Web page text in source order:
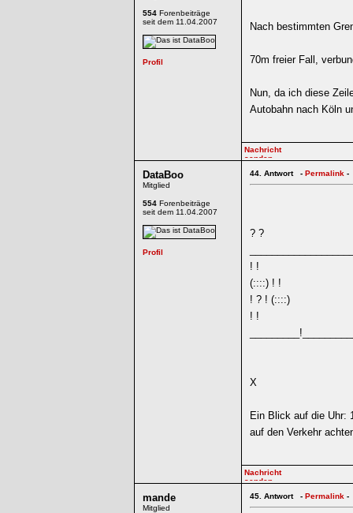
554 Forenbeiträge
seit dem 11.04.2007
Nach bestimmten
70m freier Fall,
Nun, da ich diese
Autobahn nach Köln
DataBoo
Mitglied
554 Forenbeiträge
seit dem 11.04.2007
44. Antwort - Permalink -
? ?
! !
(::::) ! !
! ? ! (::::)
! !
X
Ein Blick auf die Uhr:
auf den Verkehr
mande
Mitglied
45. Antwort - Permalink -